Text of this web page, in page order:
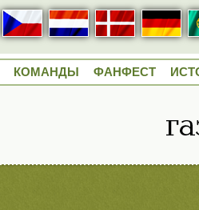
КОМАНДЫ ФАНФЕСТ